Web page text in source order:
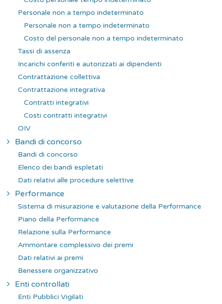
Personale non a tempo indeterminato
Personale non a tempo indeterminato
Costo del personale non a tempo indeterminato
Tassi di assenza
Incarichi conferiti e autorizzati ai dipendenti
Contrattazione collettiva
Contrattazione integrativa
Contratti integrativi
Costi contratti integrativi
OIV
Bandi di concorso
Bandi di concorso
Elenco dei bandi espletati
Dati relativi alle procedure selettive
Performance
Sistema di misurazione e valutazione della Performance
Piano della Performance
Relazione sulla Performance
Ammontare complessivo dei premi
Dati relativi ai premi
Benessere organizzativo
Enti controllati
Enti Pubblici Vigilati